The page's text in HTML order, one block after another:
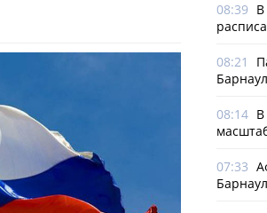
08:39
08:21
08:14
07:33